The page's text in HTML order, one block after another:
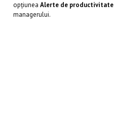
opțiuneaAlerte de productivitate
managerului.